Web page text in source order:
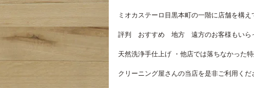
ミオカステーロ目黒本町の一階に店舗を構え
評判　おすすめ　地方　遠方のお客様もいら
天然洗浄手仕上げ ・他店では落ちなかった
クリーニング屋さんの当店を是非ご利用くだ